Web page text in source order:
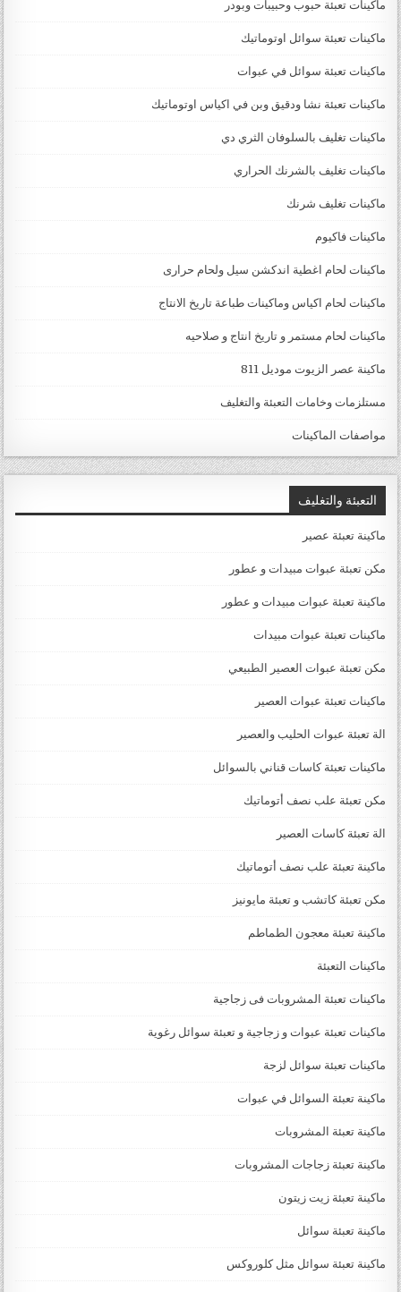
ماكينات تعبئة حبوب وحبيبات وبودر
ماكينات تعبئة سوائل اوتوماتيك
ماكينات تعبئة سوائل في عبوات
ماكينات تعبئة نشا ودقيق وبن في اكياس اوتوماتيك
ماكينات تغليف بالسلوفان الثري دي
ماكينات تغليف بالشرنك الحراري
ماكينات تغليف شرنك
ماكينات فاكيوم
ماكينات لحام اغطية اندكشن سيل ولحام حرارى
ماكينات لحام اكياس وماكينات طباعة تاريخ الانتاج
ماكينات لحام مستمر و تاريخ انتاج و صلاحيه
ماكينة عصر الزيوت موديل 811
مستلزمات وخامات التعبئة والتغليف
مواصفات الماكينات
التعبئة والتغليف
ماكينة تعبئة عصير
مكن تعبئة عبوات مبيدات و عطور
ماكينة تعبئة عبوات مبيدات و عطور
ماكينات تعبئة عبوات مبيدات
مكن تعبئة عبوات العصير الطبيعي
ماكينات تعبئة عبوات العصير
الة تعبئة عبوات الحليب والعصير
ماكينات تعبئة كاسات قناني بالسوائل
مكن تعبئة علب نصف أتوماتيك
الة تعبئة كاسات العصير
ماكينة تعبئة علب نصف أتوماتيك
مكن تعبئة كاتشب و تعبئة مايونيز
ماكينة تعبئة معجون الطماطم
ماكينات التعبئة
ماكينات تعبئة المشروبات فى زجاجية
ماكينات تعبئة عبوات و زجاجية و تعبئة سوائل رغوية
ماكينات تعبئة سوائل لزجة
‏‏‏ماكينة تعبئة السوائل في عبوات
ماكينة تعبئة المشروبات
ماكينة تعبئة زجاجات المشروبات
ماكينة تعبئة زيت زيتون
ماكينة تعبئة سوائل
ماكينة تعبئة سوائل مثل كلوروكس